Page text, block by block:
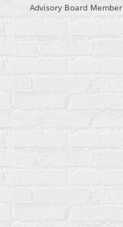
Advisory Board Member